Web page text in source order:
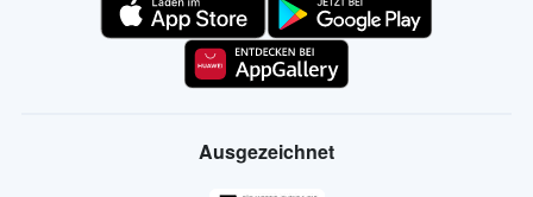
Ausgezeichnet